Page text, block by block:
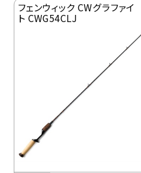
フェンウィック CWグラファイ
ト CWG54CLJ